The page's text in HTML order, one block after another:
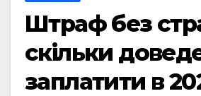
Штраф без
скільки
заплатити в